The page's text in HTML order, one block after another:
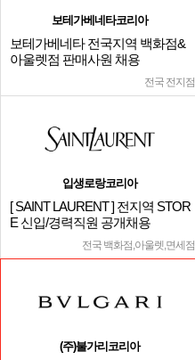
보테가베네타코리아
보테가베네타 전국지역 백화점&
아울렛점 판매사원 채용
전국 전지점
입생로랑코리아
[ SAINT LAURENT ] 전지역 STOR
E 신입/경력직원 공개채용
전국 백화점,아울렛,면세점
(주)불가리코리아